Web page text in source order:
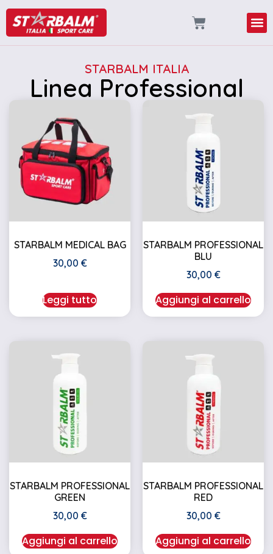
STARBALM ITALIA
Linea Professional
STARBALM MEDICAL BAG
30,00 €
Leggi tutto
STARBALM PROFESSIONAL
BLU
30,00 €
Aggiungi al carrello
STARBALM PROFESSIONAL
GREEN
30,00 €
Aggiungi al carrello
STARBALM PROFESSIONAL
RED
30,00 €
Aggiungi al carrello